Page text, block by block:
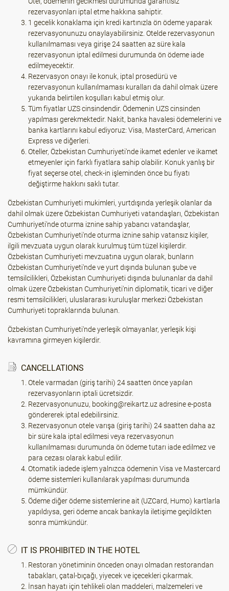
rezervasyonları iptal etme hakkına sahiptir.
1 gecelik konaklama için kredi kartınızla ön ödeme yaparak
rezervasyonunuzu onaylayabilirsiniz. Otelde rezervasyonun
kullanılmaması veya girişe 24 saatten az süre kala
rezervasyonun iptal edilmesi durumunda ön ödeme iade
edilmeyecektir.
Rezervasyon onayı ile konuk, iptal prosedürü ve
rezervasyonun kullanılmaması kuralları da dahil olmak üzere
yukarıda belirtilen koşulları kabul etmiş olur.
Tüm fiyatlar UZS cinsindendir. Ödemenin UZS cinsinden
yapılması gerekmektedir. Nakit, banka havalesi ödemelerini ve
banka kartlarını kabul ediyoruz: Visa, MasterCard, American
Express ve diğerleri.
Oteller, Özbekistan Cumhuriyeti'nde ikamet edenler ve ikamet
etmeyenler için farklı fiyatlara sahip olabilir. Konuk yanlış bir
fiyat seçerse otel, check-in işleminden önce bu fiyatı
değiştirme hakkını saklı tutar.
Özbekistan Cumhuriyeti mukimleri, yurtdışında yerleşik olanlar da
dahil olmak üzere Özbekistan Cumhuriyeti vatandaşları, Özbekistan
Cumhuriyeti'nde oturma iznine sahip yabancı vatandaşlar,
Özbekistan Cumhuriyeti'nde oturma iznine sahip vatansız kişiler,
ilgili mevzuata uygun olarak kurulmuş tüm tüzel kişilerdir.
Özbekistan Cumhuriyeti mevzuatına uygun olarak, bunların
Özbekistan Cumhuriyeti'nde ve yurt dışında bulunan şube ve
temsilcilikleri, Özbekistan Cumhuriyeti dışında bulunanlar da dahil
olmak üzere Özbekistan Cumhuriyeti'nin diplomatik, ticari ve diğer
resmi temsilcilikleri, uluslararası kuruluşlar merkezi Özbekistan
Cumhuriyeti topraklarında bulunan.
Özbekistan Cumhuriyeti'nde yerleşik olmayanlar, yerleşik kişi
kavramına girmeyen kişilerdir.
CANCELLATIONS
Otele varmadan (giriş tarihi) 24 saatten önce yapılan
rezervasyonların iptali ücretsizdir.
Rezervasyonunuzu, booking@reikartz.uz adresine e-posta
göndererek iptal edebilirsiniz.
Rezervasyonun otele varışa (giriş tarihi) 24 saatten daha az
bir süre kala iptal edilmesi veya rezervasyonun
kullanılmaması durumunda ön ödeme tutarı iade edilmez ve
para cezası olarak kabul edilir.
Otomatik iadede işlem yalnızca ödemenin Visa ve Mastercard
ödeme sistemleri kullanılarak yapılması durumunda
mümkündür.
Ödeme diğer ödeme sistemlerine ait (UZCard, Humo) kartlarla
yapıldıysa, geri ödeme ancak bankayla iletişime geçildikten
sonra mümkündür.
IT IS PROHIBITED IN THE HOTEL
Restoran yönetiminin önceden onayı olmadan restorandan
tabakları, çatal-bıçağı, yiyecek ve içecekleri çıkarmak.
İnsan hayatı için tehlikeli olan maddeleri, malzemeleri ve